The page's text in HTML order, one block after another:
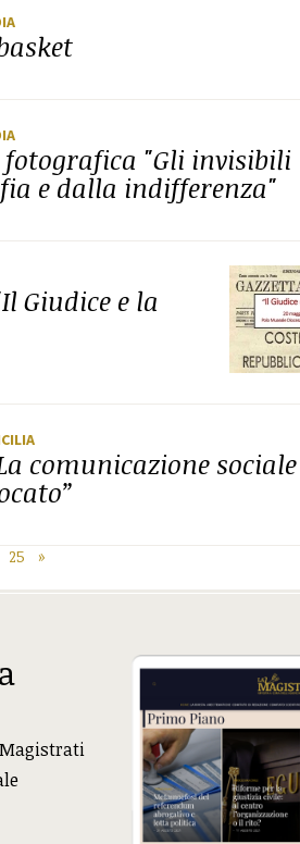
"Gli invisibili
e dalla indifferenza"
Giudice e la
comunicazione
25 »